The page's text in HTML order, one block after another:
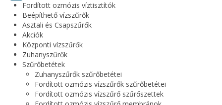
Fordított ozmózis víztisztítók
Beépíthető vízszűrők
Asztali és Csapszűrők
Akciók
Központi vízszűrők
Zuhanyszűrők
Szűrőbetétek
Zuhanyszűrők szűrőbetétei
Fordított ozmózis vízszűrők szűrőbetétei
Fordított ozmózis vízszűrő szűrőszettek